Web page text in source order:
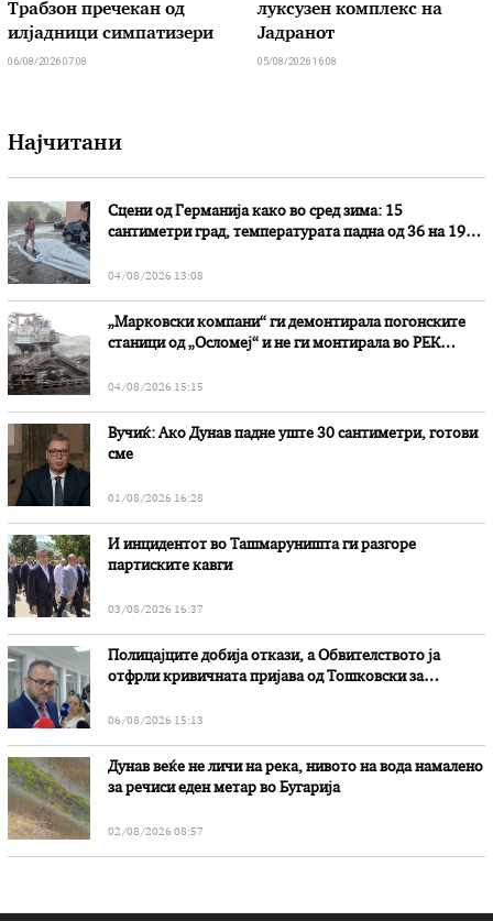
Трабзон пречекан од
илјадници симпатизери
06/08/2026 07:08
луксузен комплекс на
Јадранот
05/08/2026 16:08
Најчитани
Сцени од Германија како во сред зима: 15
сантиметри град, температурата падна од 36 на 19
04/08/2026 13:08
„Марковски компани“ ги демонтирала погонските
станици од „Осломеј“ и не ги монтирала во РЕК
04/08/2026 15:15
Вучиќ: Ако Дунав падне уште 30 сантиметри, готови
сме
01/08/2026 16:28
И инцидентот во Ташмаруништa ги разгоре
партиските кавги
03/08/2026 16:37
Полицајците добија откази, а Обвителството ја
отфрли кривичната пријава од Тошковски за
06/08/2026 15:13
Дунав веќе не личи на река, нивото на вода намалено
за речиси еден метар во Бугарија
02/08/2026 08:57